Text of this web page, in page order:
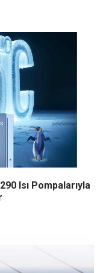
Isı Pompalarıyla